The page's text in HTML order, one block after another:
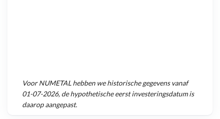
VoorNUMETAL hebben we historische gegevens vanaf
01-07-2026, de hypothetische eerst investeringsdatum is
daarop aangepast.